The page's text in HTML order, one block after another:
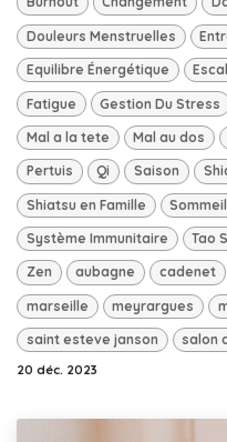
Douleurs Menstruelles
Equilibre Énergétique
Fatigue Gestion Du Stress
Mal a la tete Mal au dos
Pertuis Qi Saison
Shiatsu en Famille
Système Immunitaire Tao
Zen aubagne cadenet
marseille meyrargues
saint esteve janson salon
20 déc. 2023